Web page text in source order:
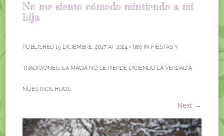
No me siento cómodo mintiendo a mi
hija
PUBLISHED15 DICIEMBRE, 2017 AT1024 × 680 IN FIESTAS Y
TRADICIONES: LA MAGIA NO SE PIERDE DICIENDO LA VERDAD A
NUESTROS HIJOS
Next →